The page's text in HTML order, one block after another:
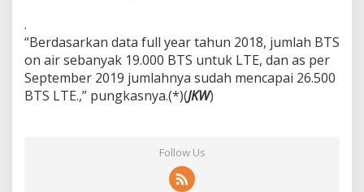
.
“Berdasarkan data full year tahun 2018, jumlah BTS
on air sebanyak 19.000 BTS untuk LTE, dan as per
September 2019 jumlahnya sudah mencapai 26.500
BTS LTE.,” pungkasnya.(*)(JKW)
Follow Us